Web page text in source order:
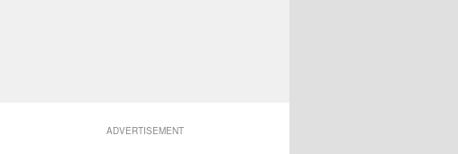
ADVERTISEMENT